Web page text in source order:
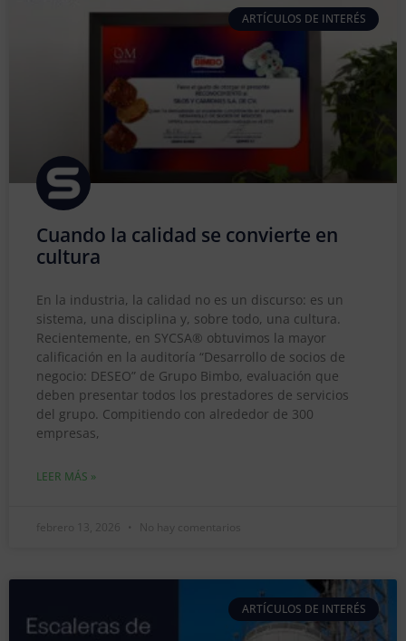
ARTÍCULOS DE INTERÉS
Cuando la calidad se convierte en
cultura
En la industria, la calidad no es un discurso: es un
sistema, una disciplina y, sobre todo, una cultura.
Recientemente, en SYCSA® obtuvimos la mayor
calificación en la auditoría “Desarrollo de socios de
negocio: DESEO” de Grupo Bimbo, evaluación que
deben presentar todos los prestadores de servicios
del grupo. Compitiendo con alrededor de 300
empresas,
LEER MÁS »
febrero 13, 2026 No hay comentarios
ARTÍCULOS DE INTERÉS